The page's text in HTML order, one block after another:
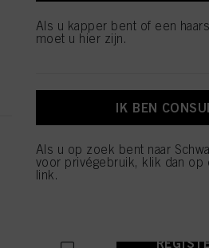
PCC Fashion
Mahonie
Als u kapper bent of een
moet u hier zijn.
IK BEN
Als u op zoek bent naar
voor privégebruik, klik dan op
link.